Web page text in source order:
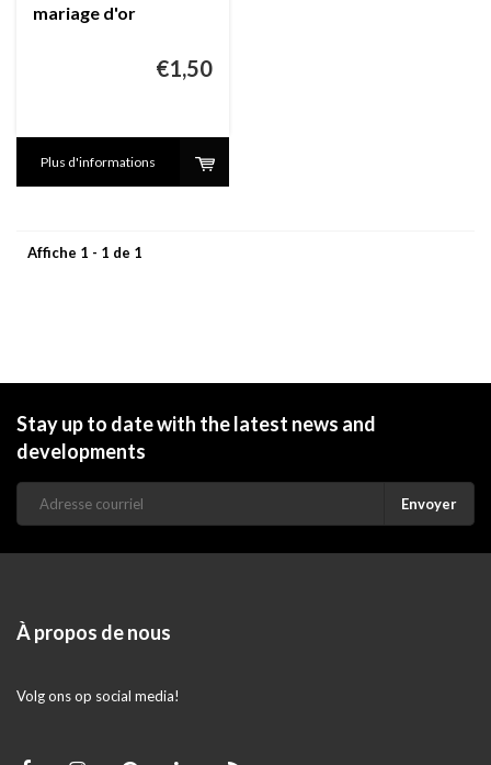
mariage d'or
€1,50
Plus d'informations
Affiche 1 - 1 de 1
Stay up to date with the latest news and
developments
Envoyer
À propos de nous
Volg ons op social media!